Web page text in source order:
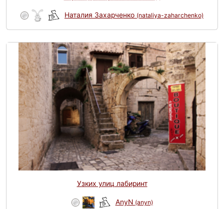
Наталия Захарченко (nataliya-zaharchenko)
Узких улиц лабиринт
AnyN (anyn)